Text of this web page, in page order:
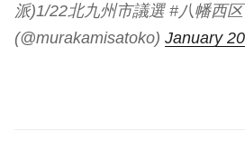
派)1/22北九州市議選 #八幡西
(@murakamisatoko) January